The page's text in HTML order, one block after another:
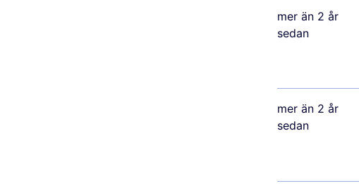
mer än 2 år
sedan
mer än 2 år
sedan